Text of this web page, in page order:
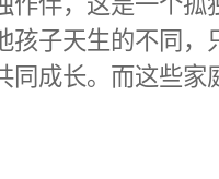
孩子天生的不同
同成长。而这些